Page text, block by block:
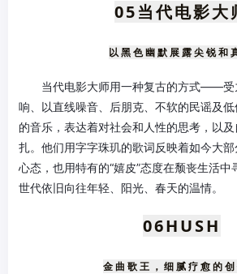
05当代电影大
以黑色幽默展露尖锐和
当代电影大师用一种复古的方式——受
响、以直线噪音、后朋克、不软的民谣及
的音乐，表达着对社会和人性的思考，以
扎。他们用字字珠玑的歌词反映着如今大
心态，也用特有的“嬉皮”态度在颓丧生活
世代依旧向往年轻、阳光、春天的温情。
06HUSH
金曲歌王，细腻疗愈的